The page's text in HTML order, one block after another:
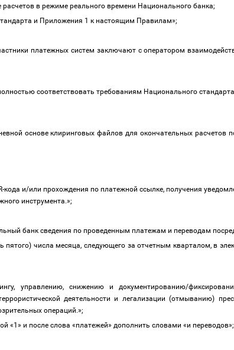
в режиме реального времени Национального банка;
и Приложения 1 к настоящим Правилам»;
платежных систем заключают с оператором
соответствовать требованиям Национального
основе клиринговых файлов для окончательных расчетов
и/или прохождения по платежной ссылке, получения
инструмента.»;
банк сведения по проведенным платежам и переводам
числа месяца, следующего за отчетным кварталом, в
управлению, снижению и документированию/
деятельности и легализации (отмыванию)
операций.»;
и после слова «платежей» дополнить словами «и переводов»;